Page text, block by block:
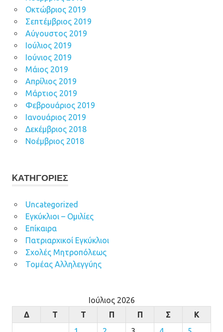
Οκτώβριος 2019
Σεπτέμβριος 2019
Αύγουστος 2019
Ιούλιος 2019
Ιούνιος 2019
Μάιος 2019
Απρίλιος 2019
Μάρτιος 2019
Φεβρουάριος 2019
Ιανουάριος 2019
Δεκέμβριος 2018
Νοέμβριος 2018
KΑΤΗΓΟΡΊΕΣ
Uncategorized
Εγκύκλιοι – Ομιλίες
Επίκαιρα
Πατριαρχικοί Εγκύκλιοι
Σχολές Μητροπόλεως
Τομέας Αλληλεγγύης
Ιούλιος 2026
Δ
Τ Τ Π Π Σ
Κ